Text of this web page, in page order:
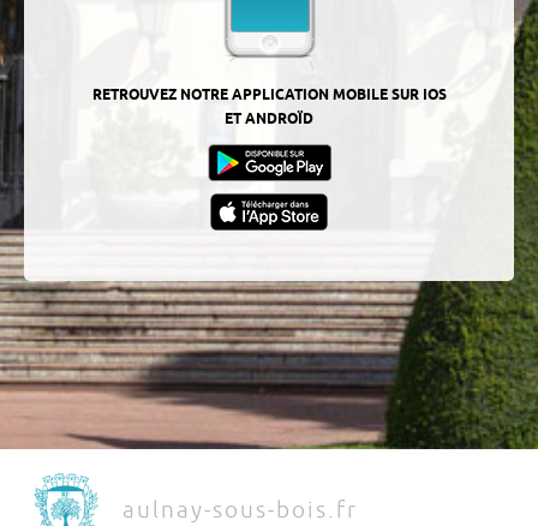
RETROUVEZ NOTRE APPLICATION MOBILE SUR IOS
ET ANDROÏD
aulnay-sous-bois.fr